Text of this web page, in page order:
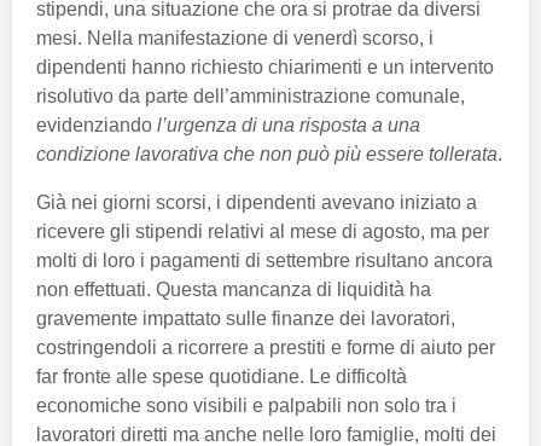
stipendi, una situazione che ora si protrae da diversi
mesi. Nella manifestazione di venerdì scorso, i
dipendenti hanno richiesto chiarimenti e un intervento
risolutivo da parte dell’amministrazione comunale,
evidenziando l’urgenza di una risposta a una
condizione lavorativa che non può più essere tollerata.
Già nei giorni scorsi, i dipendenti avevano iniziato a
ricevere gli stipendi relativi al mese di agosto, ma per
molti di loro i pagamenti di settembre risultano ancora
non effettuati. Questa mancanza di liquidità ha
gravemente impattato sulle finanze dei lavoratori,
costringendoli a ricorrere a prestiti e forme di aiuto per
far fronte alle spese quotidiane. Le difficoltà
economiche sono visibili e palpabili non solo tra i
lavoratori diretti ma anche nelle loro famiglie, molti dei